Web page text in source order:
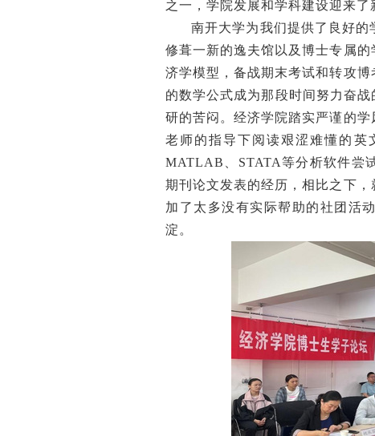
之一，学院发展和学科建设迎来了
南开大学为我们提供了良好的
修葺一新的逸夫馆以及博士专属
济学模型，备战期末考试和转攻
的数学公式成为那段时间努力奋
研的苦闷。经济学院踏实严谨的
老师的指导下阅读艰涩难懂的英
MATLAB、STATA等分析软件尝
期刊论文发表的经历，相比之下
加了太多没有实际帮助的社团活
淀。